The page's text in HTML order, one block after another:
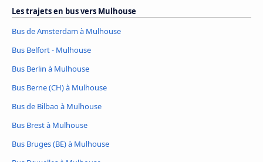
Les trajets en bus vers Mulhouse
Bus de Amsterdam à Mulhouse
Bus Belfort - Mulhouse
Bus Berlin à Mulhouse
Bus Berne (CH) à Mulhouse
Bus de Bilbao à Mulhouse
Bus Brest à Mulhouse
Bus Bruges (BE) à Mulhouse